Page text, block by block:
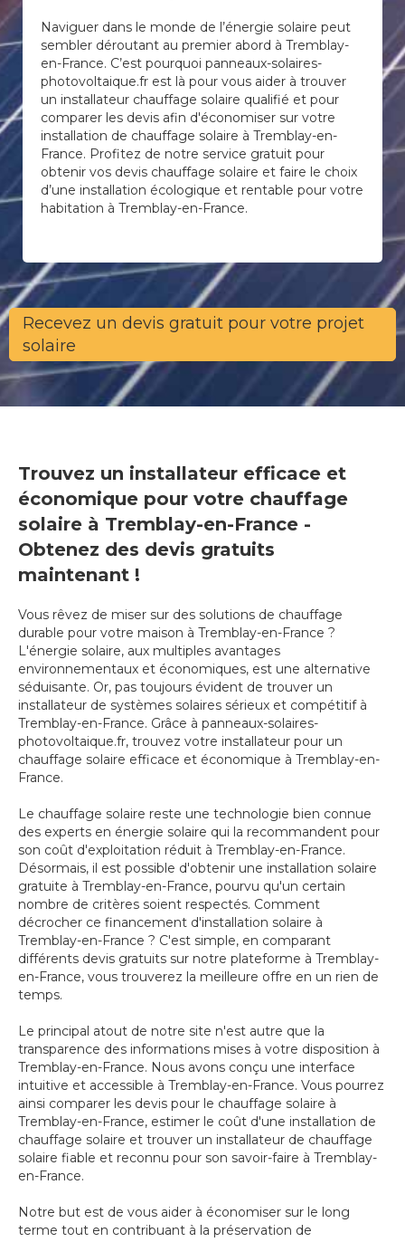
Naviguer dans le monde de l’énergie solaire peut
sembler déroutant au premier abord à Tremblay-
en-France. C’est pourquoi panneaux-solaires-
photovoltaique.fr est là pour vous aider à trouver
un installateur chauffage solaire qualifié et pour
comparer les devis afin d'économiser sur votre
installation de chauffage solaire à Tremblay-en-
France. Profitez de notre service gratuit pour
obtenir vos devis chauffage solaire et faire le choix
d’une installation écologique et rentable pour votre
habitation à Tremblay-en-France.
Recevez un devis gratuit pour votre projet
solaire
Trouvez un installateur efficace et
économique pour votre chauffage
solaire à Tremblay-en-France -
Obtenez des devis gratuits
maintenant !
Vous rêvez de miser sur des solutions de chauffage
durable pour votre maison à Tremblay-en-France ?
L'énergie solaire, aux multiples avantages
environnementaux et économiques, est une alternative
séduisante. Or, pas toujours évident de trouver un
installateur de systèmes solaires sérieux et compétitif à
Tremblay-en-France. Grâce à panneaux-solaires-
photovoltaique.fr, trouvez votre installateur pour un
chauffage solaire efficace et économique à Tremblay-en-
France.
Le chauffage solaire reste une technologie bien connue
des experts en énergie solaire qui la recommandent pour
son coût d'exploitation réduit à Tremblay-en-France.
Désormais, il est possible d'obtenir une installation solaire
gratuite à Tremblay-en-France, pourvu qu'un certain
nombre de critères soient respectés. Comment
décrocher ce financement d'installation solaire à
Tremblay-en-France ? C'est simple, en comparant
différents devis gratuits sur notre plateforme à Tremblay-
en-France, vous trouverez la meilleure offre en un rien de
temps.
Le principal atout de notre site n'est autre que la
transparence des informations mises à votre disposition à
Tremblay-en-France. Nous avons conçu une interface
intuitive et accessible à Tremblay-en-France. Vous pourrez
ainsi comparer les devis pour le chauffage solaire à
Tremblay-en-France, estimer le coût d'une installation de
chauffage solaire et trouver un installateur de chauffage
solaire fiable et reconnu pour son savoir-faire à Tremblay-
en-France.
Notre but est de vous aider à économiser sur le long
terme tout en contribuant à la préservation de